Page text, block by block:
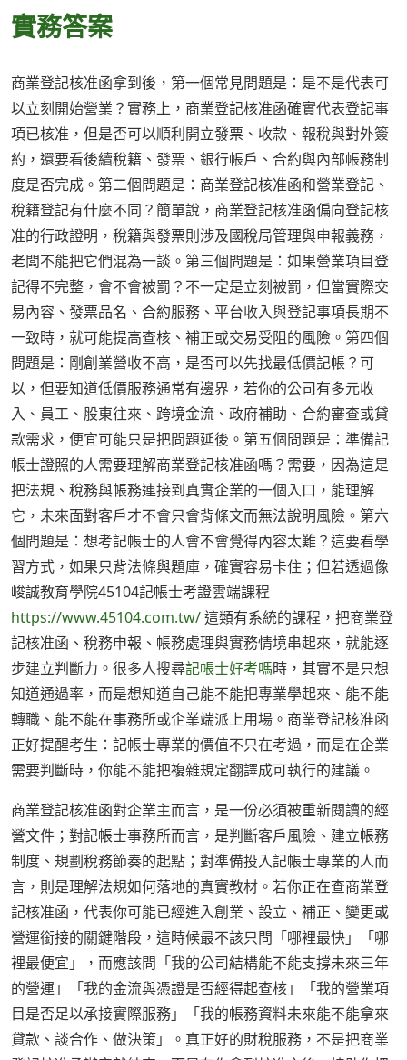
實務答案
商業登記核准函拿到後，第一個常見問題是：是不是代表可
以立刻開始營業？實務上，商業登記核准函確實代表登記事
項已核准，但是否可以順利開立發票、收款、報稅與對外簽
約，還要看後續稅籍、發票、銀行帳戶、合約與內部帳務制
度是否完成。第二個問題是：商業登記核准函和營業登記、
稅籍登記有什麼不同？簡單說，商業登記核准函偏向登記核
准的行政證明，稅籍與發票則涉及國稅局管理與申報義務，
老闆不能把它們混為一談。第三個問題是：如果營業項目登
記得不完整，會不會被罰？不一定是立刻被罰，但當實際交
易內容、發票品名、合約服務、平台收入與登記事項長期不
一致時，就可能提高查核、補正或交易受阻的風險。第四個
問題是：剛創業營收不高，是否可以先找最低價記帳？可
以，但要知道低價服務通常有邊界，若你的公司有多元收
入、員工、股東往來、跨境金流、政府補助、合約審查或貸
款需求，便宜可能只是把問題延後。第五個問題是：準備記
帳士證照的人需要理解商業登記核准函嗎？需要，因為這是
把法規、稅務與帳務連接到真實企業的一個入口，能理解
它，未來面對客戶才不會只會背條文而無法說明風險。第六
個問題是：想考記帳士的人會不會覺得內容太難？這要看學
習方式，如果只背法條與題庫，確實容易卡住；但若透過像
峻誠教育學院45104記帳士考證雲端課程
https://www.45104.com.tw/這類有系統的課程，把商業登
記核准函、稅務申報、帳務處理與實務情境串起來，就能逐
步建立判斷力。很多人搜尋記帳士好考嗎時，其實不是只想
知道通過率，而是想知道自己能不能把專業學起來、能不能
轉職、能不能在事務所或企業端派上用場。商業登記核准函
正好提醒考生：記帳士專業的價值不只在考過，而是在企業
需要判斷時，你能不能把複雜規定翻譯成可執行的建議。
商業登記核准函對企業主而言，是一份必須被重新閱讀的經
營文件；對記帳士事務所而言，是判斷客戶風險、建立帳務
制度、規劃稅務節奏的起點；對準備投入記帳士專業的人而
言，則是理解法規如何落地的真實教材。若你正在查商業登
記核准函，代表你可能已經進入創業、設立、補正、變更或
營運銜接的關鍵階段，這時候最不該只問「哪裡最快」「哪
裡最便宜」，而應該問「我的公司結構能不能支撐未來三年
的營運」「我的金流與憑證是否經得起查核」「我的營業項
目是否足以承接實際服務」「我的帳務資料未來能不能拿來
貸款、談合作、做決策」。真正好的財稅服務，不是把商業